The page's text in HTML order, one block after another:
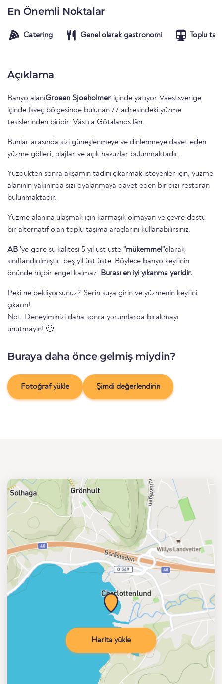
En Önemli Noktalar
Catering Genel olarak gastronomi Toplu
Açıklama
Banyo alanıGroeen Sjoeholmen içinde yatıyor Vaestsverige
içinde İsveç bölgesinde bulunan 77 adresindeki yüzme
tesislerinden biridir. Västra Götalands län.
Bunlar arasında sizi güneşlenmeye ve dinlenmeye davet eden
yüzme gölleri, plajlar ve açık havuzlar bulunmaktadır.
Yüzdükten sonra akşamın tadını çıkarmak isteyenler için, yüzme
alanının yakınında sizi oyalanmaya davet eden bir dizi restoran
bulunmaktadır.
Yüzme alanına ulaşmak için karmaşık olmayan ve çevre dostu
bir alternatif olan toplu taşıma araçlarını kullanabilirsiniz.
AB 'ye göre su kalitesi 5 yıl üst üste "mükemmel"olarak
sınıflandırılmıştır. beş yıl üst üste. Böylece banyo keyfinin
önünde hiçbir engel kalmaz. Burası en iyi yıkanma yeridir.
Peki ne bekliyorsunuz? Serin suya girin ve yüzmenin keyfini
çıkarın!
Not: Deneyiminizi daha sonra yorumlarda bırakmayı
unutmayın! 🙂
Buraya daha önce gelmiş miydin?
Fotoğraf yükle Şimdi değerlendirin
Harita yükle